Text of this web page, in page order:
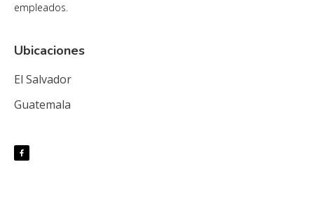
empleados.
Ubicaciones
El Salvador
Guatemala